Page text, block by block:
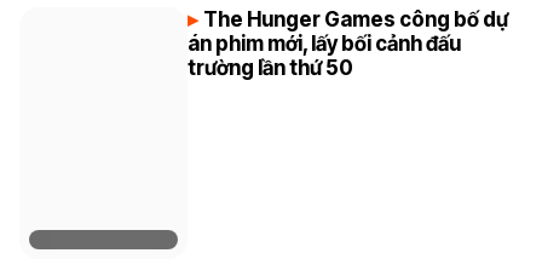
The Hunger Games công bố dự
án phim mới, lấy bối cảnh đấu
trường lần thứ 50